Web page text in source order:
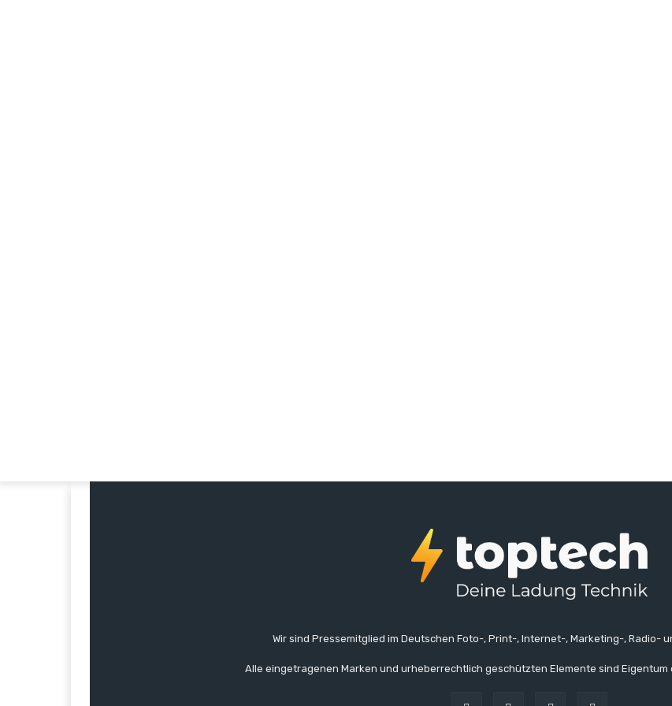
Wir sind Pressemitglied im Deutschen Foto-, Print-, Internet-, Marketing-, Radio-
Alle eingetragenen Marken und urheberrechtlich geschützten Elemente sind Eigentum